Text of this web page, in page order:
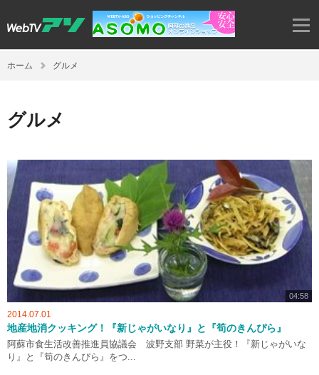
ホーム グルメ
グルメ
04:58
2014.07.01
地産地消クッキング！『新じゃがいなり』と『筍のきんぴら』
阿蘇市食生活改善推進員協議会 波野支部 野菜が主役！『新じゃがいな
り』と『筍のきんぴら』をつ...